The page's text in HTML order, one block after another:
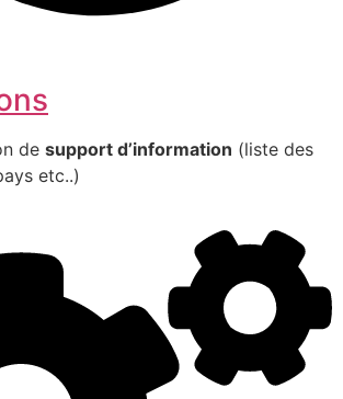
de support d’information (liste des
etc..)